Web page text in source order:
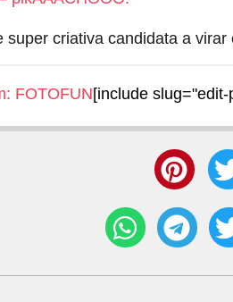
super criativa candidata a
FOTOFUN[include slug="edit-